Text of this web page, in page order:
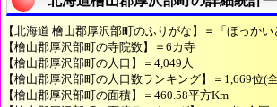
【北海道 檜山郡厚沢部町のふりがな】＝「ほっかい
【檜山郡厚沢部町の寺院数】＝6カ寺
【檜山郡厚沢部町の人口】＝4,049人
【檜山郡厚沢部町の人口数ランキング】＝1,669位(
【檜山郡厚沢部町の面積】＝460.58平方Km